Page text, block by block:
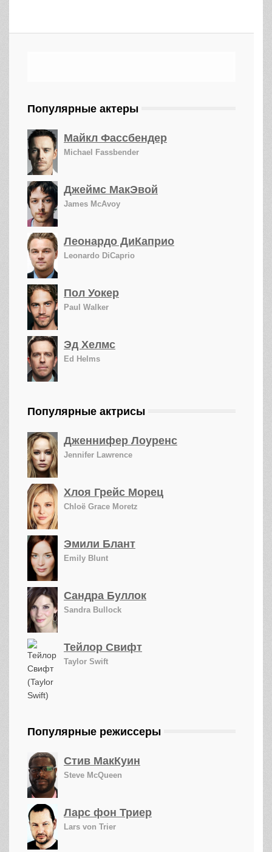
Популярные актеры
Майкл Фассбендер
Michael Fassbender
Джеймс МакЭвой
James McAvoy
Леонардо ДиКаприо
Leonardo DiCaprio
Пол Уокер
Paul Walker
Эд Хелмс
Ed Helms
Популярные актрисы
Дженнифер Лоуренс
Jennifer Lawrence
Хлоя Грейс Морец
Chloë Grace Moretz
Эмили Блант
Emily Blunt
Сандра Буллок
Sandra Bullock
Тейлор Свифт
Taylor Swift
Популярные режиссеры
Стив МакКуин
Steve McQueen
Ларс фон Триер
Lars von Trier